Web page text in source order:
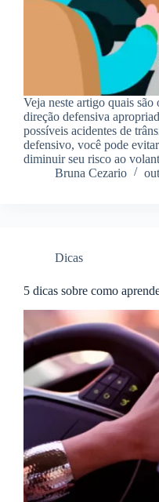
Veja neste artigo quais são
direção defensiva
possíveis acidentes de
defensivo, você pode
diminuir seu risco ao
Bruna Cezario
Dicas
5 dicas sobre como